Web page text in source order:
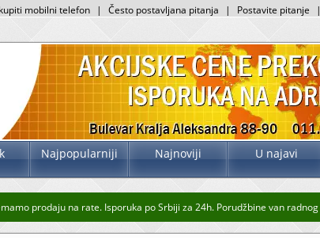
mobilni telefon | Često postavljana pitanja | Postavite pitanje |
Najpopularniji Najnoviji U najavi
prodaju na rate. Isporuka po Srbiji za 24h. Porudžbine van radnog